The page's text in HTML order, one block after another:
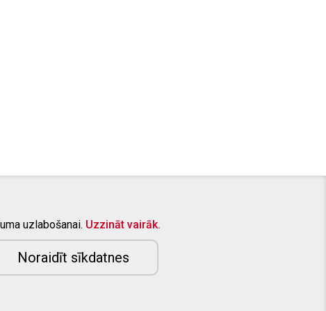
KONTAKTTĀLRUNIS:+371 26415309
E-PASTS:
uzlabošanai. Uzzināt vairāk.
Noraidīt sīkdatnes